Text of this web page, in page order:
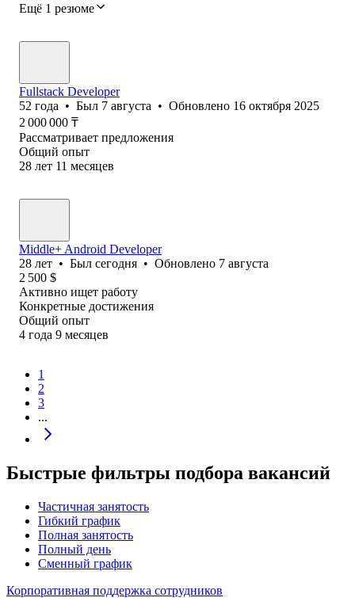
Ещё 1 резюме
Fullstack Developer
52 года • Был 7 августа • Обновлено 16 октября 2025
2 000 000 ₸
Рассматривает предложения
Общий опыт
28 лет 11 месяцев
Middle+ Android Developer
28 лет • Был сегодня • Обновлено 7 августа
2 500 $
Активно ищет работу
Конкретные достижения
Общий опыт
4 года 9 месяцев
1
2
3
...
Быстрые фильтры подбора вакансий
Частичная занятость
Гибкий график
Полная занятость
Полный день
Сменный график
Корпоративная поддержка сотрудников